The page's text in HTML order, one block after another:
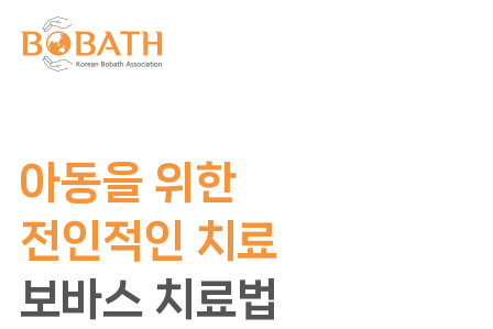
재활의학의 중심
보바스 치료법
신경계 손상으로 인해 손상된 운동, 감각, 지각, 인지 기능을 평가